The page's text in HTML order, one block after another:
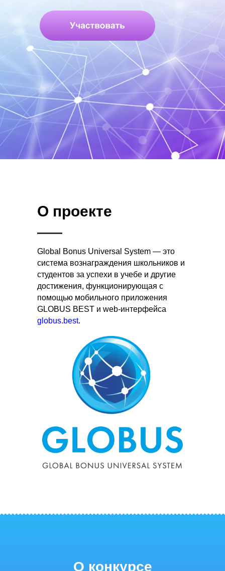
О проекте
Global Bonus Universal System — это
система вознаграждения школьников и
студентов за успехи в учебе и другие
достижения, функционирующая с
помощью мобильного приложения
GLOBUS BEST и web-интерфейса
globus.best.
О конкурсе